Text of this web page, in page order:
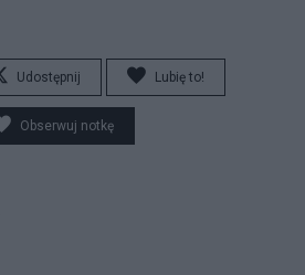
Udostępnij Lubię to!
Obserwuj notkę